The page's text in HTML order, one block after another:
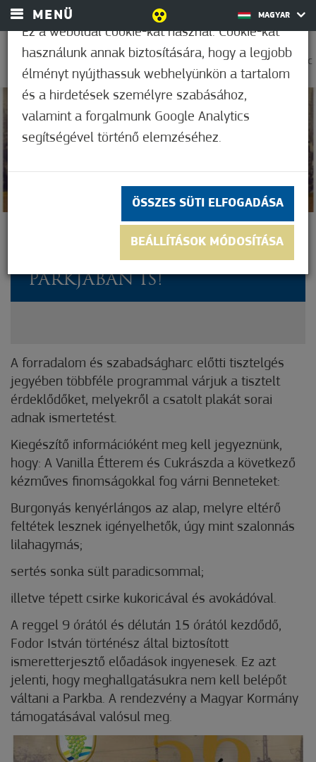
MENÜ MAGYAR
0
35,0°C
Nem értékelt
HA OKTÓBER, AKKOR 1956-
RA EMLÉKEZÉS AZ EZER ÉV
PARKJÁBAN IS!
A forradalom és szabadságharc előtti tisztelgés
jegyében többféle programmal várjuk a tisztelt
érdeklődőket, melyekről a csatolt plakát sorai
adnak ismertetést.
Kiegészítő információként meg kell jegyeznünk,
hogy: A Vanilla Étterem és Cukrászda a következő
kézműves finomságokkal fog várni Benneteket:
Burgonyás kenyérlángos az alap, melyre eltérő
feltétek lesznek igényelhetők, úgy mint szalonnás
lilahagymás;
sertés sonka sült paradicsommal;
illetve tépett csirke kukoricával és avokádóval.
A reggel 9 órától és délután 15 órától kezdődő,
Fodor István történész által biztosított
ismeretterjesztő előadások ingyenesek. Ez azt
jelenti, hogy meghallgatásukra nem kell belépőt
váltani a Parkba. A rendezvény a Magyar Kormány
támogatásával valósul meg.
Ez a weboldal cookie-kat használ. Cookie-kat
használunk annak biztosítására, hogy a legjobb
élményt nyújthassuk webhelyünkön a tartalom
és a hirdetések személyre szabásához,
valamint a forgalmunk Google Analytics
segítségével történő elemzéséhez.
ÖSSZES SÜTI ELFOGADÁSA
BEÁLLÍTÁSOK MÓDOSÍTÁSA